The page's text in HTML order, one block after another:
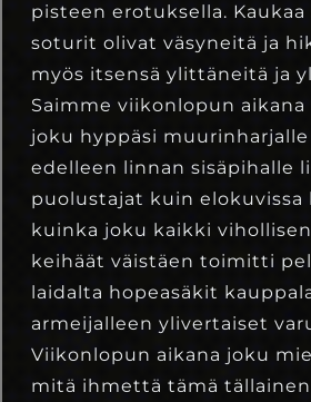
pisteen erotuksella. Kaukaa
soturit olivat väsyneitä ja
myös itsensä ylittäneitä ja
Saimme viikonlopun
joku hyppäsi muurinharjalle
edelleen linnan sisäpihalle
puolustajat kuin elokuvissa
kuinka joku kaikki
keihäät väistäen toimitti
laidalta hopeasäkit
armeijalleen ylivertaiset
Viikonlopun aikana joku
mitä ihmettä tämä